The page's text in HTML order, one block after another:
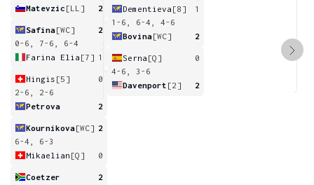
Matevzic [LL] 2
Safina[WC]
2
0-6, 7-6, 6-4
Farina Elia [7] 1
Hingis [5]
0
2-6, 2-6
Petrova
2
Kournikova[WC] 2
6-4, 6-3
Mikaelian [Q] 0
Coetzer
2
Dementieva [8]
1
1-6, 6-4, 4-6
Bovina[WC] 2
Serna [Q]
0
4-6, 3-6
Davenport [2] 2